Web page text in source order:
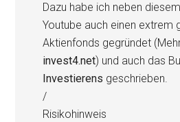
Dazu habe ich neben
Youtube auch einen extrem
Aktienfonds gegründet
invest4.net) und auch das
Investierens geschrieben.
/
Risikohinweis